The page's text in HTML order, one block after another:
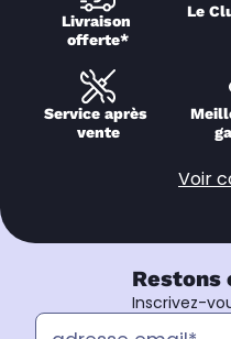
Livraison
offerte*
Le
Service après
vente
Voir
Restons
Inscrivez-